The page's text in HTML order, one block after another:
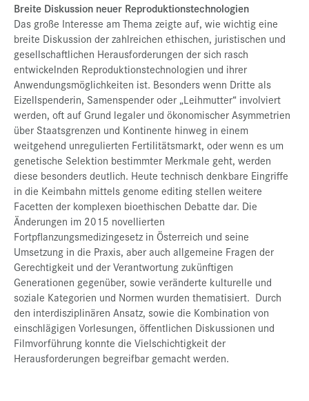
Breite Diskussion neuer Reproduktionstechnologien
Das große Interesse am Thema zeigte auf, wie wichtig eine
breite Diskussion der zahlreichen ethischen, juristischen und
gesellschaftlichen Herausforderungen der sich rasch
entwickelnden Reproduktionstechnologien und ihrer
Anwendungsmöglichkeiten ist. Besonders wenn Dritte als
Eizellspenderin, Samenspender oder „Leihmutter“ involviert
werden, oft auf Grund legaler und ökonomischer Asymmetrien
über Staatsgrenzen und Kontinente hinweg in einem
weitgehend unregulierten Fertilitätsmarkt, oder wenn es um
genetische Selektion bestimmter Merkmale geht, werden
diese besonders deutlich. Heute technisch denkbare Eingriffe
in die Keimbahn mittels genome editing stellen weitere
Facetten der komplexen bioethischen Debatte dar. Die
Änderungen im 2015 novellierten
Fortpflanzungsmedizingesetz in Österreich und seine
Umsetzung in die Praxis, aber auch allgemeine Fragen der
Gerechtigkeit und der Verantwortung zukünftigen
Generationen gegenüber, sowie veränderte kulturelle und
soziale Kategorien und Normen wurden thematisiert. Durch
den interdisziplinären Ansatz, sowie die Kombination von
einschlägigen Vorlesungen, öffentlichen Diskussionen und
Filmvorführung konnte die Vielschichtigkeit der
Herausforderungen begreifbar gemacht werden.